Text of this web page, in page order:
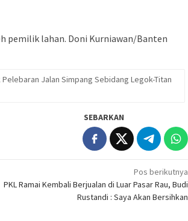
pemilik lahan. Doni Kurniawan/Banten
Jalan Simpang Sebidang Legok-Titan
SEBARKAN
Pos berikutnya
PKL Ramai Kembali Berjualan di Luar Pasar Rau, Budi
Rustandi : Saya Akan Bersihkan